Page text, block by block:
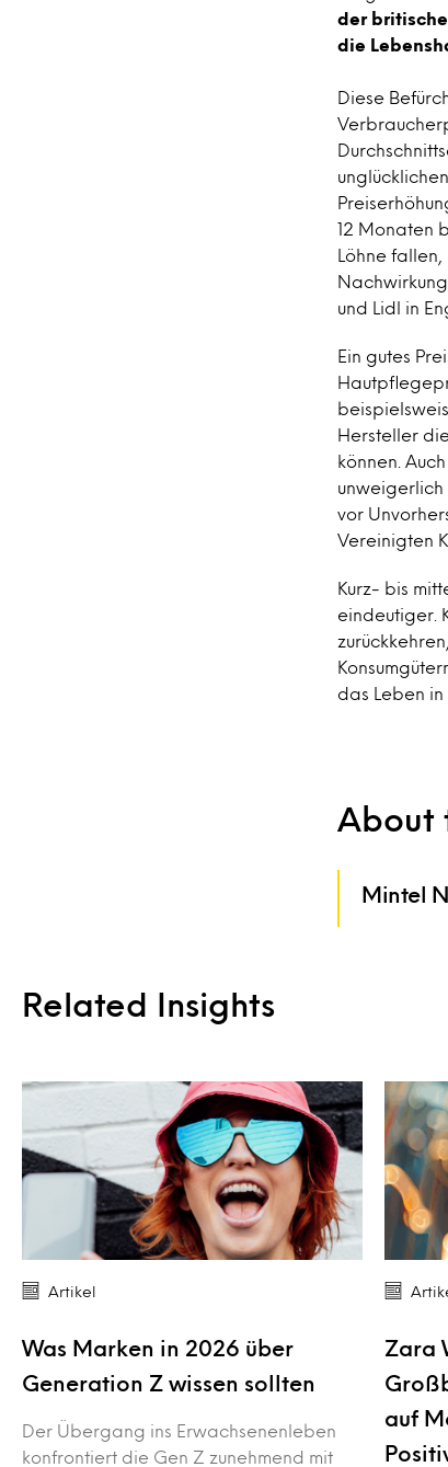
der
die
Diese
12 Monaten
Löhne
und Lidl in
Ein gutes
Hersteller
können.
unweigerlich
vor
Vereinigten
Kurz- bis
eindeutiger.
das Leben
About
Mintel
Related Insights
Artikel
Was Marken in 2026 über
Generation Z wissen sollten
Der Übergang ins Erwachsenenleben
konfrontiert die Gen Z zunehmend mit
Zara
auf